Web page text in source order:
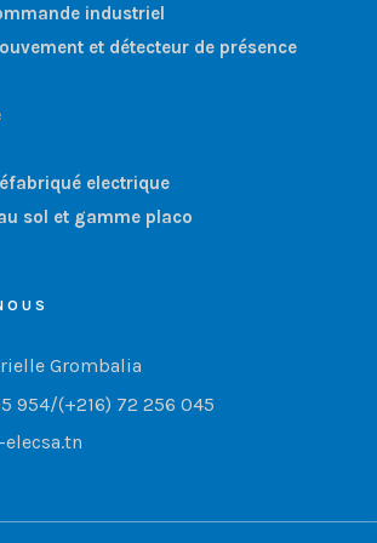
industriel
et détecteur de présence
electrique
sol et gamme placo
Grombalia
954/(+216) 72 256 045